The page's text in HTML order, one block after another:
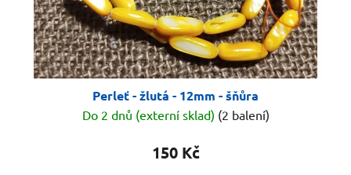
Perleť - žlutá - 12mm - šňůra
Do 2 dnů (externí sklad) (2 balení)
150 Kč